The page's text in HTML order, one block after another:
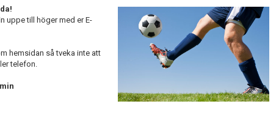
uppe till höger med er E-
hemsidan så tveka inte att
telefon.